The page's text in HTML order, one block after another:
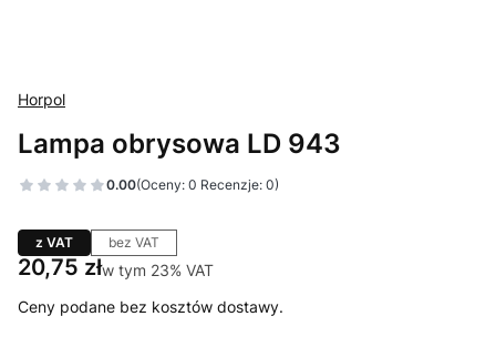
Horpol
Lampa obrysowa LD 943
0.00(Oceny: 0 Recenzje: 0)
z VAT bez VAT
Cena
20,75 złw tym 23% VAT
w tym 23% VAT
Ceny podane bez kosztów dostawy.